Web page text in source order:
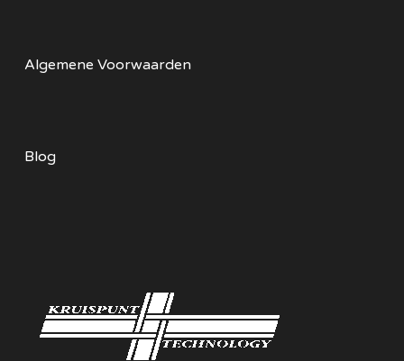
Algemene Voorwaarden
Blog